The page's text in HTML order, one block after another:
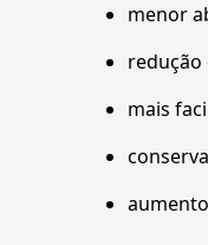
menor
redução
mais